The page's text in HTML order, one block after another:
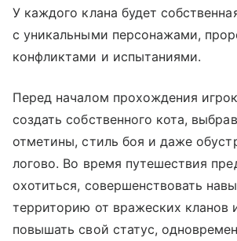
У каждого клана будет
с уникальными персонажами,
конфликтами и испытаниями.
Перед началом прохождения
создать собственного кота,
отметины, стиль боя и даже
логово. Во время путешествия
охотиться, совершенствовать
территорию от вражеских кланов
повышать свой статус,